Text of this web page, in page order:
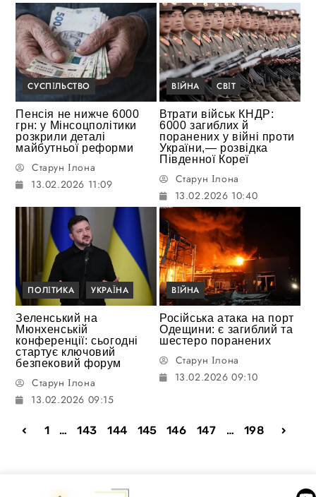
СУСПІЛЬСТВО
Пенсія не нижче 6000
грн: у Мінсоцполітики
розкрили деталі
майбутньої реформи
Старун Ілона
13.02.2026 11:09
ВІЙНА СВІТ
Втрати військ КНДР:
6000 загиблих й
поранених у війні проти
України,— розвідка
Південної Кореї
Старун Ілона
13.02.2026 10:40
ПОЛІТИКА УКРАЇНА
Зеленський на
Мюнхенській
конференції: сьогодні
стартує ключовий
безпековий форум
Старун Ілона
13.02.2026 09:15
ВІЙНА
Російська атака на порт
Одещини: є загиблий та
шестеро поранених
Старун Ілона
13.02.2026 09:10
1 … 143 144 145 146 147 … 198